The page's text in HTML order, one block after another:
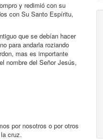
y redimió con su
con Su Santo Espíritu,
que se debían hacer
para andarla roziando
mas es importante
nombre del Señor Jesús,
por nosotros o por otros
cruz.